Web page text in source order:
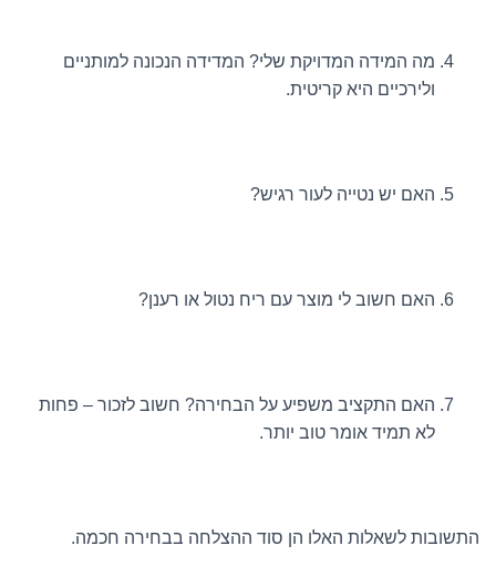
מה המידה המדויקת שלי? המדידה הנכונה למותניים
ולירכיים היא קריטית.
האם יש נטייה לעור רגיש?
האם חשוב לי מוצר עם ריח נטול או רענן?
האם התקציב משפיע על הבחירה? חשוב לזכור – פחות
לא תמיד אומר טוב יותר.
התשובות לשאלות האלו הן סוד ההצלחה בבחירה חכמה.